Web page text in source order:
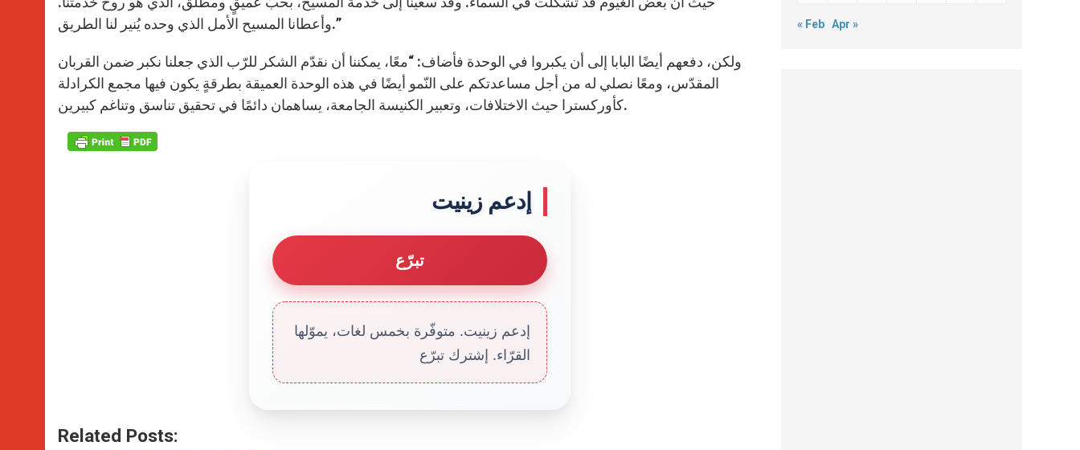
وأعطانا المسيح الأمل الذي وحده يُنير لنا الطريق.”
ولكن، دفعهم أيضًا البابا إلى أن يكبروا في الوحدة فأضاف: “معًا، يمكننا أن نقدّم الشكر للرّب الذي جعلنا نكبر ضمن القربان
المقدّس، ومعًا نصلي له من أجل مساعدتكم على النّمو أيضًا في هذه الوحدة العميقة بطرقةٍ يكون فيها مجمع الكرادلة
كأوركسترا حيث الاختلافات، وتعبير الكنيسة الجامعة، يساهمان دائمًا في تحقيق تناسق وتناغم كبيرين.
إدعم زينيت
تبرّع
إدعم زينيت. متوفّرة بخمس لغات، يموّلها
القرّاء. إشترك تبرّع
Related Posts:
« Feb Apr »